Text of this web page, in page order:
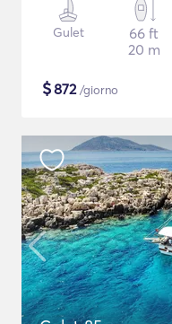
Gulet
66 ft
20 m
$872/giorno